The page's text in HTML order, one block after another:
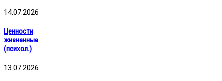
14.07.2026
Ценности
жизненные
(психол.)
13.07.2026